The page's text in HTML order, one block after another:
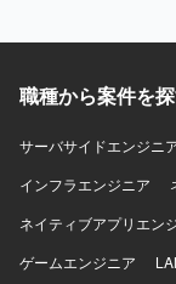
職種から案件を
サーバサイドエンジニ
インフラエンジニア
ネイティブアプリエン
ゲームエンジニア